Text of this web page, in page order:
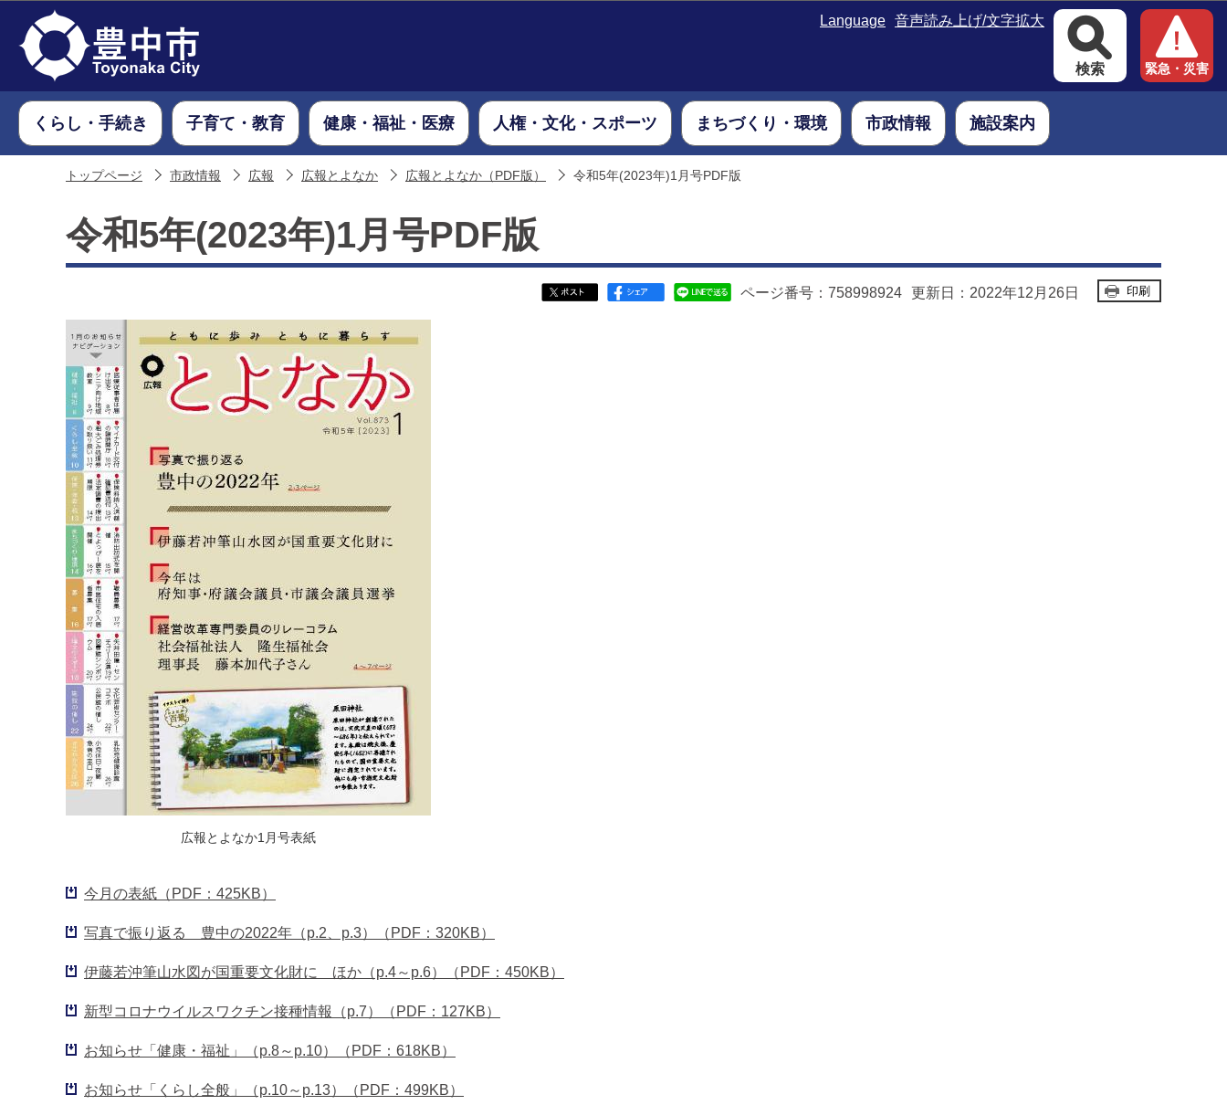
Language 音声読み上げ/文字拡大
検索 緊急・災害
くらし・手続き 子育て・教育 健康・福祉・医療 人権・文化・スポーツ まちづくり・環境 市政情報 施設案内
トップページ 市政情報 広報 広報とよなか 広報とよなか（PDF版） 令和5年(2023年)1月号PDF版
令和5年(2023年)1月号PDF版
ページ番号：758998924 更新日：2022年12月26日 印刷
広報とよなか1月号表紙
今月の表紙（PDF：425KB）
写真で振り返る 豊中の2022年（p.2、p.3）（PDF：320KB）
伊藤若沖筆山水図が国重要文化財に ほか（p.4～p.6）（PDF：450KB）
新型コロナウイルスワクチン接種情報（p.7）（PDF：127KB）
お知らせ「健康・福祉」（p.8～p.10）（PDF：618KB）
お知らせ「くらし全般」（p.10～p.13）（PDF：499KB）